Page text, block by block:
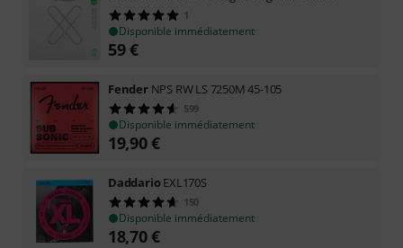
1
Disponible immédiatement
59€
Fender NPS RW LS 7250M 45-105
599
Disponible immédiatement
19,90€
DaddarioEXL170S
150
Disponible immédiatement
18,70€